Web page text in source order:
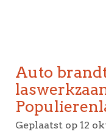
Auto
Geplaatst op 12